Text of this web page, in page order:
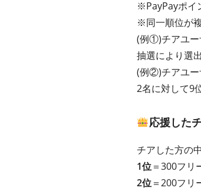
※PayPayポイ
※同一順位が
(例①)チアユー
抽選により選出
(例②)チアユー
2名に対して9
応援した
チアした方の
1位＝300フリ
2位＝200フリ